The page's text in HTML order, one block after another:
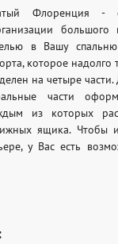
Флоренция -
большого
в Вашу
которое надолго
на четыре
части
из которых
ящика. Чтобы
у Вас есть